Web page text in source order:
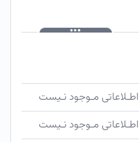
اطـلاعاتی مـوجود نـیست
اطـلاعاتی مـوجود نـیست